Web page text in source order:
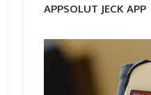
APPSOLUT JECK APP